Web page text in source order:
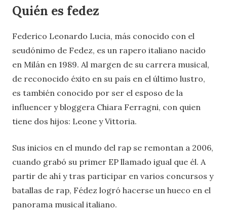
Quién es fedez
Federico Leonardo Lucia, más conocido con el
seudónimo de Fedez, es un rapero italiano nacido
en Milán en 1989. Al margen de su carrera musical,
de reconocido éxito en su país en el último lustro,
es también conocido por ser el esposo de la
influencer y bloggera Chiara Ferragni, con quien
tiene dos hijos: Leone y Vittoria.
Sus inicios en el mundo del rap se remontan a 2006,
cuando grabó su primer EP llamado igual que él. A
partir de ahí y tras participar en varios concursos y
batallas de rap, Fédez logró hacerse un hueco en el
panorama musical italiano.